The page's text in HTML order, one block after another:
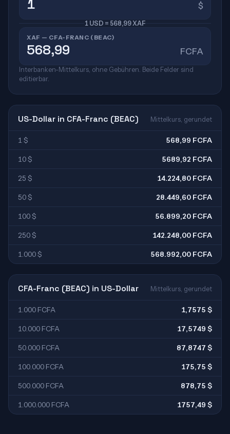
$
1 USD = 568,99 XAF
XAF — CFA-FRANC (BEAC)
FCFA
Interbanken-Mittelkurs, ohne Gebühren. Beide Felder sind
editierbar.
US-Dollar in CFA-Franc (BEAC) Mittelkurs, gerundet
1 $ 568,99 FCFA
10 $ 5689,92 FCFA
25 $ 14.224,80 FCFA
50 $ 28.449,60 FCFA
100 $ 56.899,20 FCFA
250 $ 142.248,00 FCFA
1.000 $ 568.992,00 FCFA
CFA-Franc (BEAC) in US-Dollar Mittelkurs, gerundet
1.000 FCFA 1,7575 $
10.000 FCFA 17,5749 $
50.000 FCFA 87,8747 $
100.000 FCFA 175,75 $
500.000 FCFA 878,75 $
1.000.000 FCFA 1757,49 $